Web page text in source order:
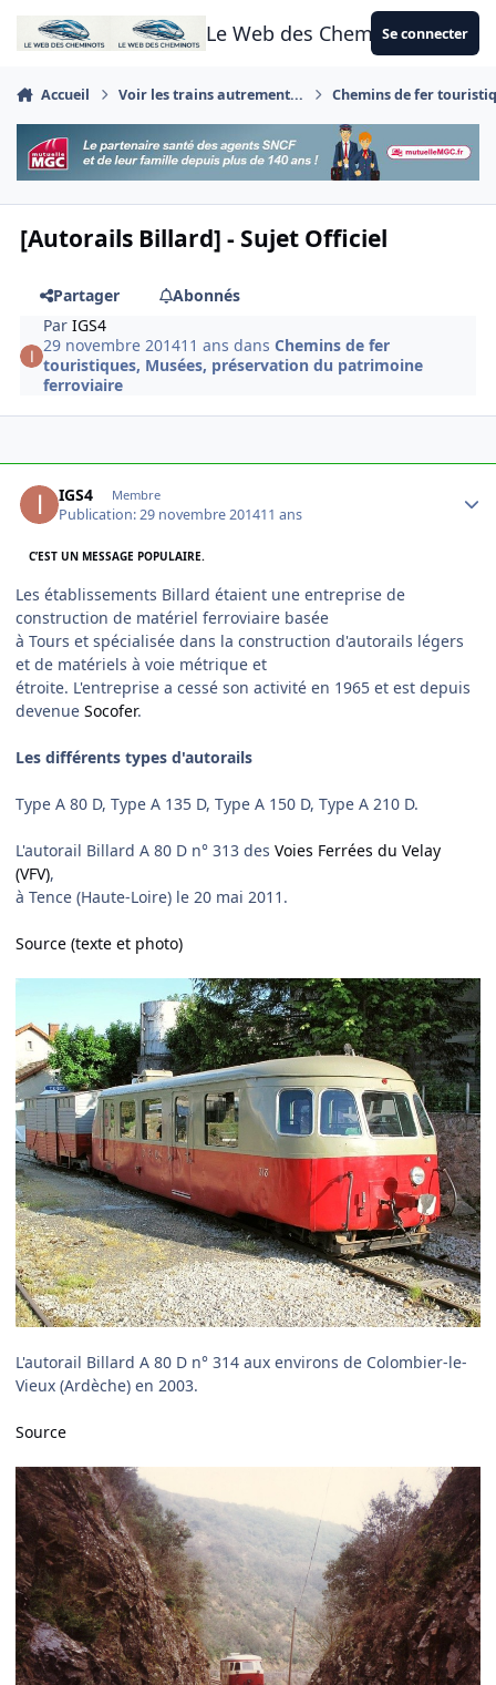
Aller au contenu
Le Web des CheminotsSe connecter
Accueil Voir les trains autrement... Chemins de fer
[Autorails Billard] - Sujet Officiel
Partager
Abonnés
ParIGS4
29 novembre 201411 ans dansChemins de fer
touristiques, Musées, préservation du patrimoine
ferroviaire
IGS4 Membre
Publication:29 novembre 201411 ans
C’EST UN MESSAGE POPULAIRE.
Les établissements Billard étaient une entreprise de
construction de matériel ferroviaire basée
à Tours et spécialisée dans la construction d'autorails légers
et de matériels à voie métrique et
étroite. L'entreprise a cessé son activité en 1965 et est depuis
devenue Socofer.
Les différents types d'autorails
Type A 80 D, Type A 135 D, Type A 150 D, Type A 210 D.
L'autorail Billard A 80 D n° 313 des Voies Ferrées du Velay
(VFV),
à Tence (Haute-Loire) le 20 mai 2011.
Source (texte et photo)
L'autorail Billard A 80 D n° 314 aux environs de Colombier-le-
Vieux (Ardèche) en 2003.
Source